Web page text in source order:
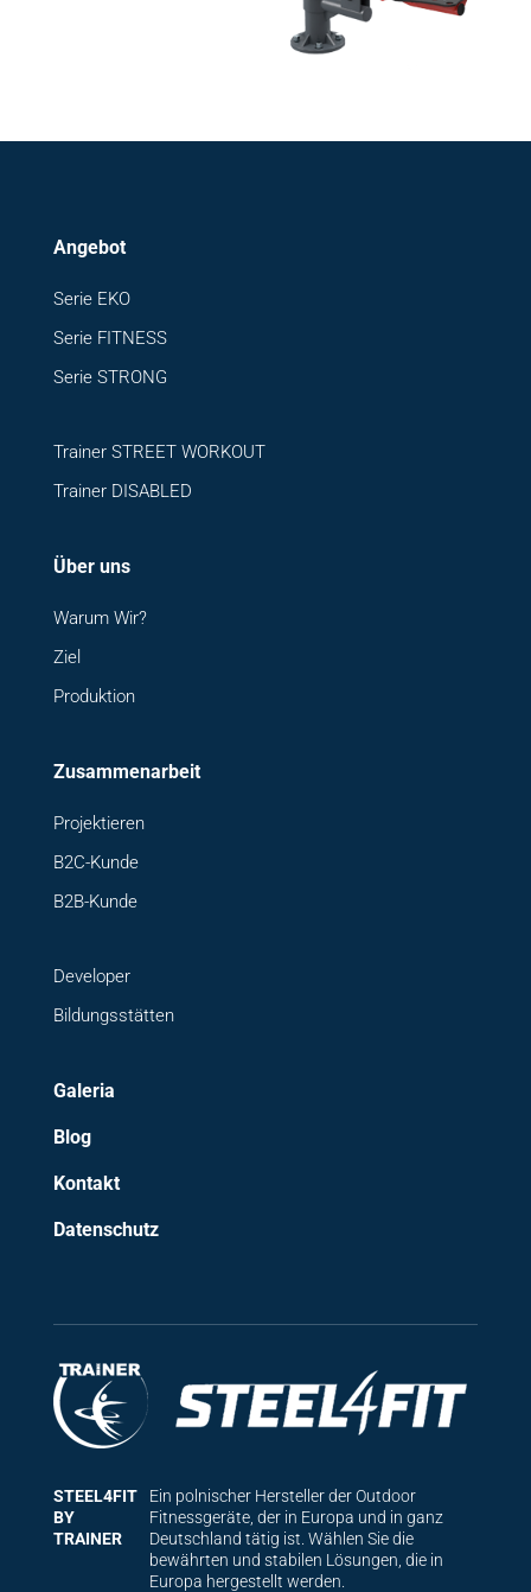
Angebot
Serie EKO
Serie FITNESS
Serie STRONG
Trainer STREET WORKOUT
Trainer DISABLED
Über uns
Warum Wir?
Ziel
Produktion
Zusammenarbeit
Projektieren
B2C-Kunde
B2B-Kunde
Developer
Bildungsstätten
Galeria
Blog
Kontakt
Datenschutz
STEEL4FIT
BY
TRAINER
Ein polnischer Hersteller der Outdoor
Fitnessgeräte, der in Europa und in ganz
Deutschland tätig ist. Wählen Sie die
bewährten und stabilen Lösungen, die in
Europa hergestellt werden.